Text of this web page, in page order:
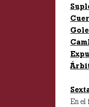
En el